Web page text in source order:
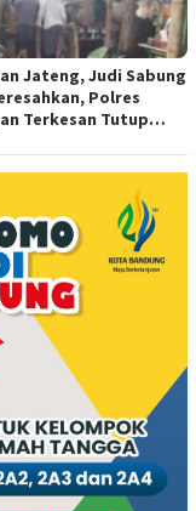
Jateng, Judi Sabung
Polres
Terkesan Tutup